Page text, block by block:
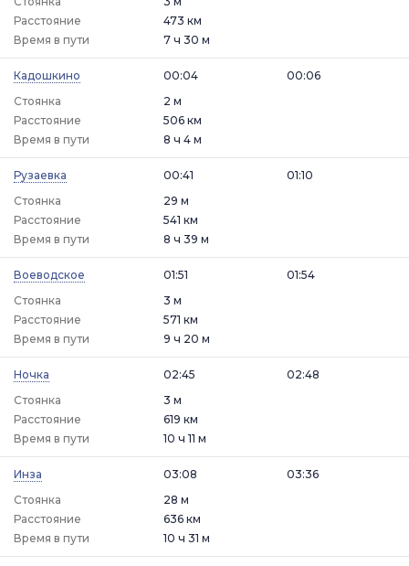
Расстояние
473 км
Время в пути
7 ч 30 м
Кадошкино
00:04
Стоянка
2 м
00:06
Расстояние
506 км
Время в пути
8 ч 4 м
Рузаевка
00:41
Стоянка
29 м
01:10
Расстояние
541 км
Время в пути
8 ч 39 м
Воеводское
01:51
Стоянка
3 м
01:54
Расстояние
571 км
Время в пути
9 ч 20 м
Ночка
02:45
Стоянка
3 м
02:48
Расстояние
619 км
Время в пути
10 ч 11 м
Инза
03:08
Стоянка
28 м
03:36
Расстояние
636 км
Время в пути
10 ч 31 м